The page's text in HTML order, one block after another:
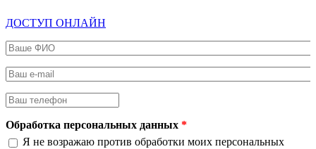
ДОСТУП ОНЛАЙН
Ваше ФИО
Ваш e-mail
Ваш телефон
Обработка персональных данных *
Я не возражаю против обработки моих персональных